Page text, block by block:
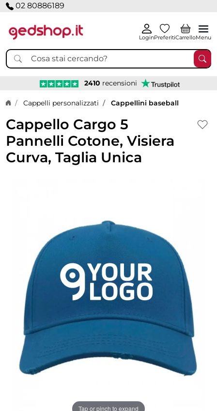
02 80886189
LoginPreferitiCarrelloMenu
2410 recensioni
Home page
Cappelli personalizzati Cappellini baseball
Cappello Cargo 5
Pannelli Cotone, Visiera
Curva, Taglia Unica
Tap or pinch to expand